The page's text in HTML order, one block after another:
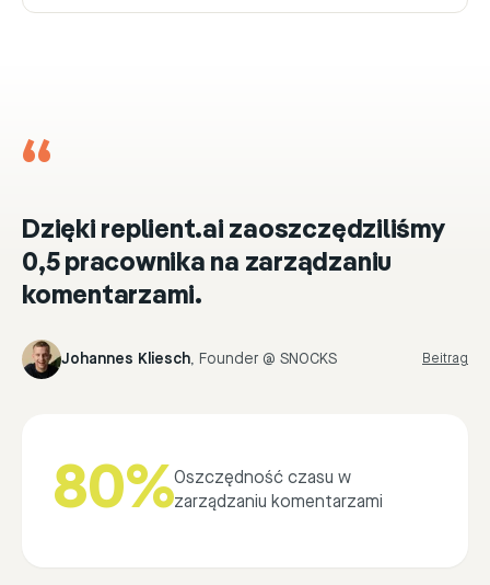
“
Dzięki replient.ai zaoszczędziliśmy
0,5 pracownika na zarządzaniu
komentarzami.
Johannes Kliesch, Founder @ SNOCKS Beitrag
80%Oszczędność czasu w
zarządzaniu komentarzami